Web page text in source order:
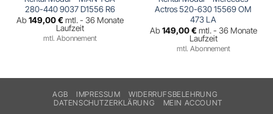
280-440 9037 D1556 R6
Ab149,00€mtl. - 36 Monate
Laufzeit
mtl. Abonnement
Actros 520-630 15569 OM
473 LA
Ab149,00€mtl. - 36 Monate
Laufzeit
mtl. Abonnement
AGB IMPRESSUM
WIDERRUFSBELEHRUNG
DATENSCHUTZERKLÄRUNG
MEIN ACCOUNT